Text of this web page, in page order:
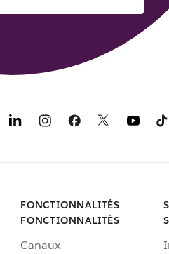
FONCTIONNALITÉS
FONCTIONNALITÉS
Canaux